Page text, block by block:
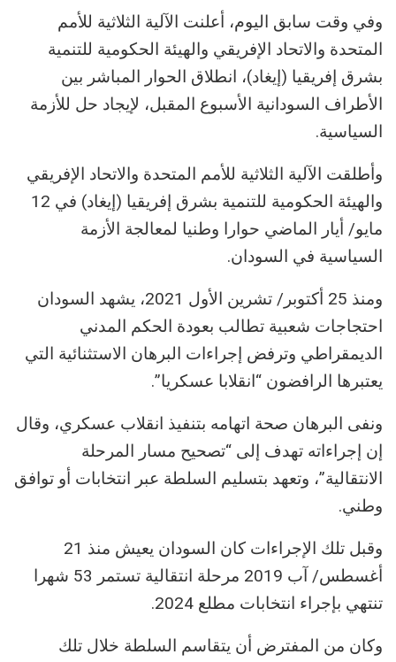
وفي وقت سابق اليوم، أعلنت الآلية الثلاثية للأمم
المتحدة والاتحاد الإفريقي والهيئة الحكومية للتنمية
بشرق إفريقيا (إيغاد)، انطلاق الحوار المباشر بين
الأطراف السودانية الأسبوع المقبل، لإيجاد حل للأزمة
السياسية.
وأطلقت الآلية الثلاثية للأمم المتحدة والاتحاد الإفريقي
والهيئة الحكومية للتنمية بشرق إفريقيا (إيغاد) في 12
مايو/ أيار الماضي حوارا وطنيا لمعالجة الأزمة
السياسية في السودان.
ومنذ 25 أكتوبر/ تشرين الأول 2021، يشهد السودان
احتجاجات شعبية تطالب بعودة الحكم المدني
الديمقراطي وترفض إجراءات البرهان الاستثنائية التي
يعتبرها الرافضون “انقلابا عسكريا”.
ونفى البرهان صحة اتهامه بتنفيذ انقلاب عسكري، وقال
إن إجراءاته تهدف إلى “تصحيح مسار المرحلة
الانتقالية”، وتعهد بتسليم السلطة عبر انتخابات أو توافق
وطني.
وقبل تلك الإجراءات كان السودان يعيش منذ 21
أغسطس/ آب 2019 مرحلة انتقالية تستمر 53 شهرا
تنتهي بإجراء انتخابات مطلع 2024.
وكان من المفترض أن يتقاسم السلطة خلال تلك